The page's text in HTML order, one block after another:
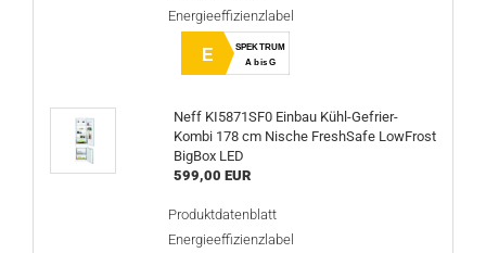
Energieeffizienzlabel
E
SPEKTRUM
A bis G
Neff KI5871SF0 Einbau Kühl-Gefrier-
Kombi 178 cm Nische FreshSafe LowFrost
BigBox LED
599,00 EUR
Produktdatenblatt
Energieeffizienzlabel